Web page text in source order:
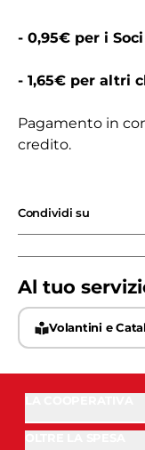
- 0,95€ per i Soci
- 1,65€ per altri
Pagamento in
credito.
Condividi su
Al tuo
Volantini e